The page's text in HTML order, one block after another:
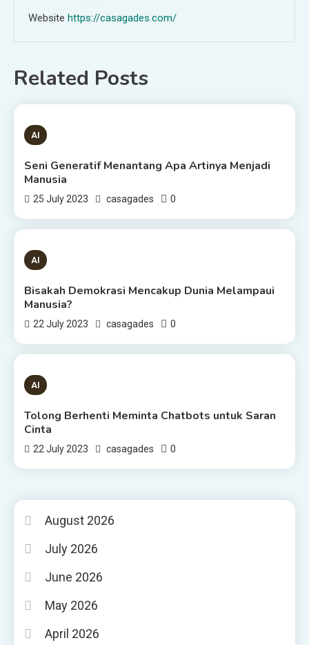
Website https://casagades.com/
Related Posts
1 MIN READ
AI
Seni Generatif Menantang Apa Artinya Menjadi
Manusia
25 July 2023 casagades 0
1 MIN READ
AI
Bisakah Demokrasi Mencakup Dunia Melampaui
Manusia?
22 July 2023 casagades 0
3 MINS READ
AI
Tolong Berhenti Meminta Chatbots untuk Saran
Cinta
22 July 2023 casagades 0
August 2026
July 2026
June 2026
May 2026
April 2026